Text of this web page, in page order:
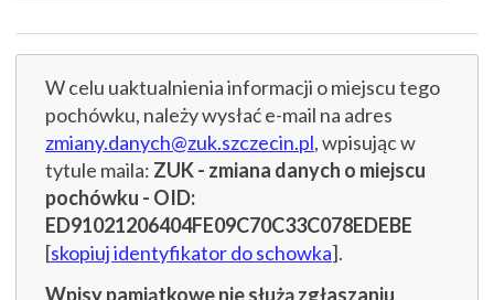
W celu uaktualnienia informacji o miejscu tego
pochówku, należy wysłać e-mail na adres
zmiany.danych@zuk.szczecin.pl, wpisując w
tytule maila: ZUK - zmiana danych o miejscu
pochówku - OID:
ED91021206404FE09C70C33C078EDEBE
[skopiuj identyfikator do schowka].
Wpisy pamiątkowe nie służą zgłaszaniu